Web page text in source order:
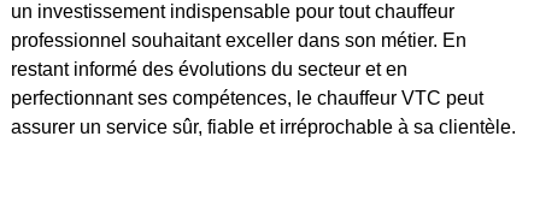
un investissement indispensable pour tout chauffeur
professionnel souhaitant exceller dans son métier. En
restant informé des évolutions du secteur et en
perfectionnant ses compétences, le chauffeur VTC peut
assurer un service sûr, fiable et irréprochable à sa clientèle.